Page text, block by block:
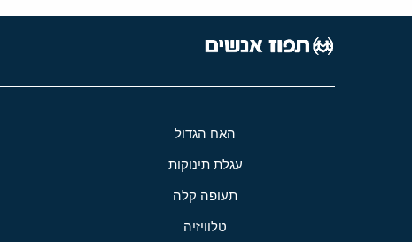
האח הגדול
עגלת תינוקות
תעופה קלה
טלוויזיה